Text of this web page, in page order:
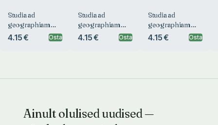
Studia ad
geographiam
linguarum
4.15 € Osta
Studia ad
geographiam
linguarum
4.15 € Osta
Studia ad
geographiam
linguarum
4.15 € Osta
Ainult olulised uudised —